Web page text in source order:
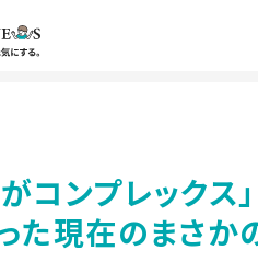
がコンプレック
現在のまさかの